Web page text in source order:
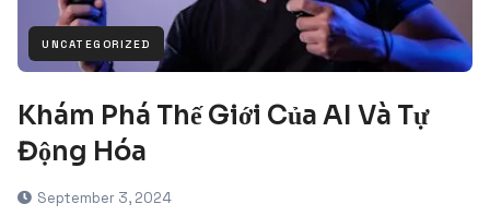
UNCATEGORIZED
Khám Phá Thế Giới Của AI Và Tự
Động Hóa
September 3, 2024